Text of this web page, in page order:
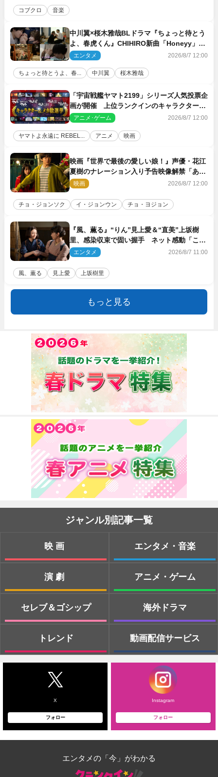
コブクロ 音楽
中川翼×桜木雅哉BLドラマ『ちょっと待とう
よ、春虎くん』CHIHIRO新曲「Honeyy」が
ED主題歌に決定！
エンタメ 2026/8/7 12:00
ちょっと待とうよ、春... 中川翼 桜木雅哉
「宇宙戦艦ヤマト2199」シリーズ人気投票企
画が開催 上位ランクインのキャラクター＆
メカは新規描き下ろしイラストを制作
アニメ･ゲーム 2026/8/7 12:00
ヤマトよ永遠に REBEL... アニメ 映画
映画『世界で最後の愛しい娘！』声優・花江
夏樹のナレーション入り予告映像解禁「あふ
れ出る温かさに涙が止まらない！」
映画 2026/8/7 12:00
チョ・ジョンソク イ・ジョンウン チョ・ヨジョン
『風、薫る』“りん”見上愛＆“直美”上坂樹
里、感染収束で固い握手 ネット感動「この
バディは最強」「アツい」
エンタメ 2026/8/7 11:00
風、薫る 見上愛 上坂樹里
もっと見る
ジャンル別記事一覧
映画
演劇
セレブ＆ゴシップ
トレンド
エンタメ・音楽
アニメ・ゲーム
海外ドラマ
動画配信サービス
X
フォロー
Instagram
フォロー
エンタメの「今」がわかる